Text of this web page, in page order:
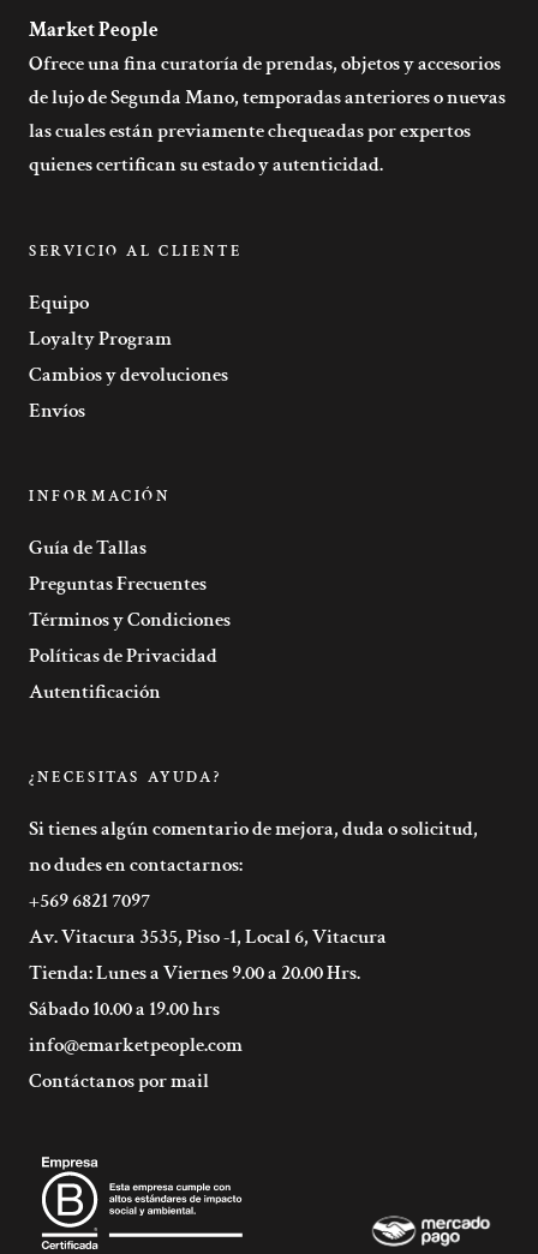
Market People
Ofrece una fina curatoría de prendas, objetos y accesorios
de lujo de Segunda Mano, temporadas anteriores o nuevas
las cuales están previamente chequeadas por expertos
quienes certifican su estado y autenticidad.
SERVICIO AL CLIENTE
Equipo
Loyalty Program
Cambios y devoluciones
Envíos
INFORMACIÓN
Guía de Tallas
Preguntas Frecuentes
Términos y Condiciones
Políticas de Privacidad
Autentificación
¿NECESITAS AYUDA?
Si tienes algún comentario de mejora, duda o solicitud,
no dudes en contactarnos:
+569 6821 7097
Av. Vitacura 3535, Piso -1, Local 6, Vitacura
Tienda: Lunes a Viernes 9.00 a 20.00 Hrs.
Sábado 10.00 a 19.00 hrs
info@emarketpeople.com
Contáctanos por mail